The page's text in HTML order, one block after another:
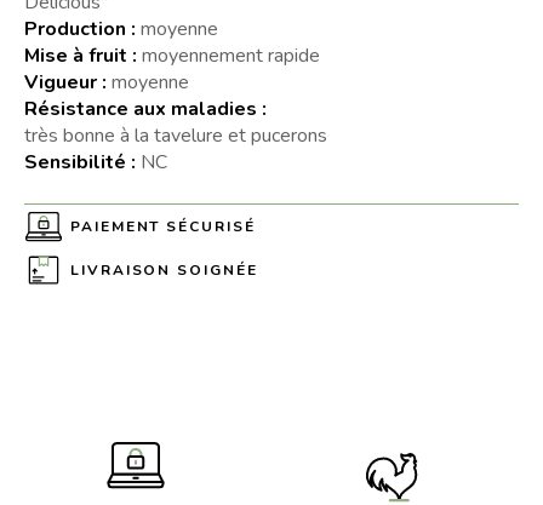
Production : moyenne
Mise à fruit : moyennement rapide
Vigueur : moyenne
Résistance aux maladies :
très bonne à la tavelure et pucerons
Sensibilité : NC
PAIEMENT SÉCURISÉ
LIVRAISON SOIGNÉE